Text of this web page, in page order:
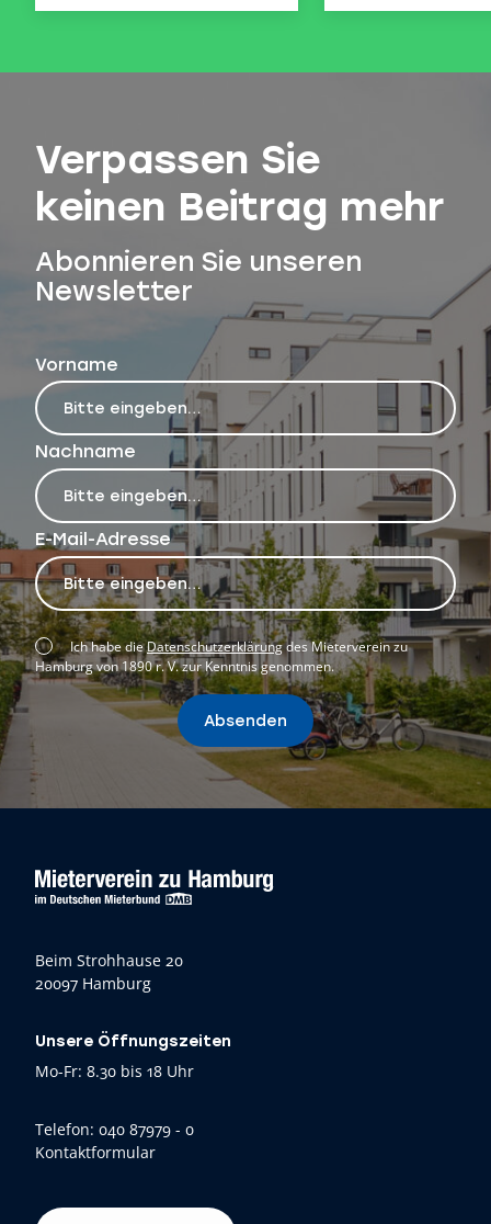
Verpassen Sie
keinen Beitrag mehr
Abonnieren Sie unseren
Newsletter
Vorname
Nachname
E-Mail-Adresse
Ich habe dieDatenschutzerklärungdes Mieterverein zu
Hamburg von 1890 r. V. zur Kenntnis genommen.
Absenden
Beim Strohhause 20
20097 Hamburg
Unsere Öffnungszeiten
Mo-Fr: 8.30 bis 18 Uhr
Telefon: 040 87979 - 0
Kontaktformular